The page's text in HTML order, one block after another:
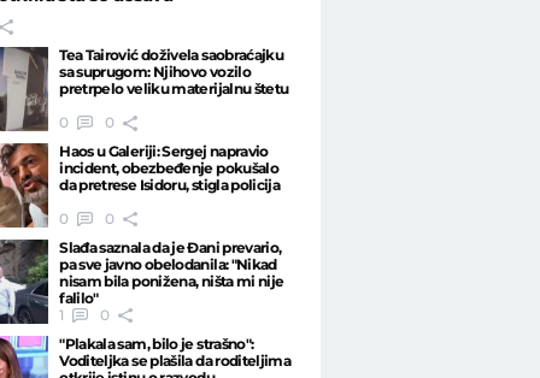
Tea Tairović doživela saobraćajku
sa suprugom: Njihovo vozilo
pretrpelo veliku materijalnu štetu
0
0
Haos u Galeriji: Sergej napravio
incident, obezbeđenje pokušalo
da pretrese Isidoru, stigla policija
0
0
Slađa saznala da je Đani prevario,
pa sve javno obelodanila: "Nikad
nisam bila ponižena, ništa mi nije
falilo"
1
0
"Plakala sam, bilo je strašno":
Voditeljka se plašila da roditeljima
sobu, a tamo ga
smrtonosnih